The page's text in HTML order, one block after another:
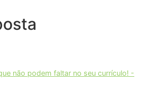
não podem faltar no seu currículo! -